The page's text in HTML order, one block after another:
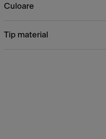
Culoare
Tip material